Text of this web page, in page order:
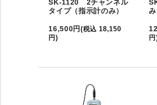
SK-1120 2チャンネル
タイプ（指示計のみ）
16,500円 (税込 18,150
円)
み
円